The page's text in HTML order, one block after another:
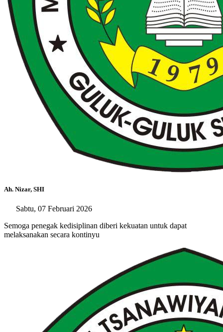
Ah. Nizar, SHI
Sabtu, 07 Februari 2026
Semoga penegak kedisiplinan diberi kekuatan untuk dapat
melaksanakan secara kontinyu